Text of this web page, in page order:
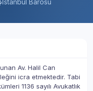
İstanbul Barosu
Av. Halil Can
icra etmektedir. Tabi
1136 sayılı Avukatlık